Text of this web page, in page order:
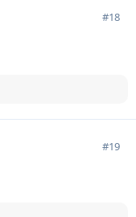
#18
#19